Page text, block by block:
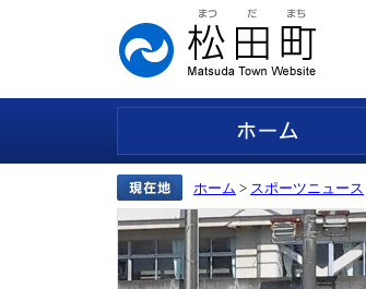
ホーム > スポーツニュース